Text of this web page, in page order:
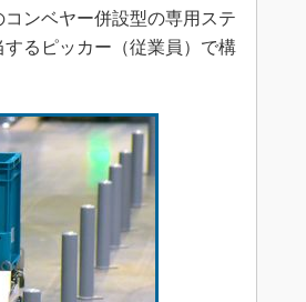
ンベヤー併設型の専用ステ
るピッカー（従業員）で構